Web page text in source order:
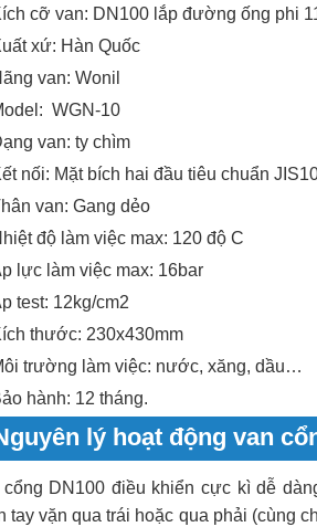
cỡ van: DN100 lắp đường ống phi
xứ: Hàn Quốc
van: Wonil
WGN-10
van: ty chìm
nối: Mặt bích hai đầu tiêu chuẩn
van: Gang dẻo
độ làm việc max: 120 độ C
lực làm việc max: 16bar
test: 12kg/cm2
thước: 230x430mm
trường làm việc: nước, xăng, dầu…
hành: 12 tháng.
lý hoạt động van
cổng DN100 điều khiển cực kì dễ
tay vặn qua trái hoặc qua phải (cùng